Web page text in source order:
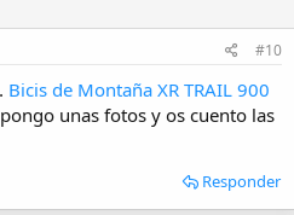
#10
Bicis de Montaña XR TRAIL 900
unas fotos y os cuento las
Responder